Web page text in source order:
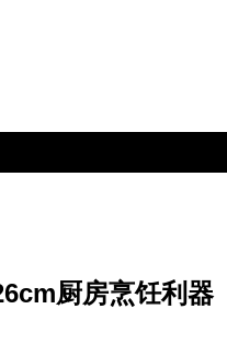
厨房烹饪利器